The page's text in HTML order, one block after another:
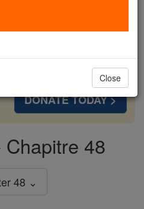
this gave just $5 — the
Be Catholic. Stand
DONATE TODAY >
Chapitre 48
48 ⌄
Close